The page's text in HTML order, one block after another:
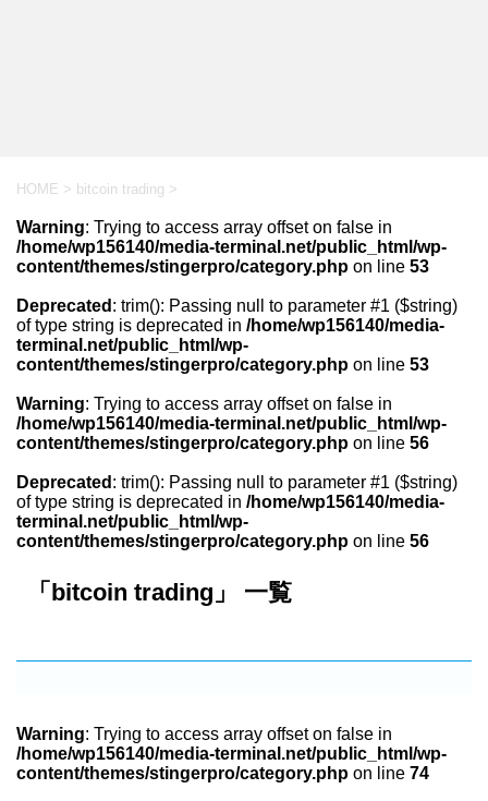
HOME > bitcoin trading >
Warning: Trying to access array offset on false in
/home/wp156140/media-terminal.net/public_html/wp-
content/themes/stingerpro/category.php on line 53
Deprecated : trim(): Passing null to parameter #1 ($string)
of type string is deprecated in /home/wp156140/media-
terminal.net/public_html/wp-
content/themes/stingerpro/category.php on line 53
Warning: Trying to access array offset on false in
/home/wp156140/media-terminal.net/public_html/wp-
content/themes/stingerpro/category.php on line 56
Deprecated : trim(): Passing null to parameter #1 ($string)
of type string is deprecated in /home/wp156140/media-
terminal.net/public_html/wp-
content/themes/stingerpro/category.php on line 56
「bitcoin trading」 一覧
Warning: Trying to access array offset on false in
/home/wp156140/media-terminal.net/public_html/wp-
content/themes/stingerpro/category.php on line 74